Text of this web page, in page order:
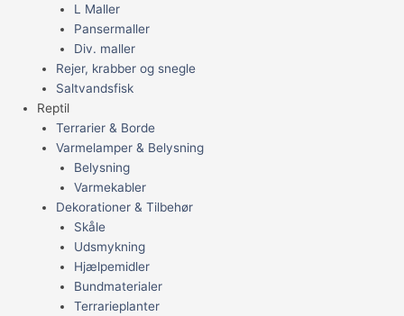
L Maller
Pansermaller
Div. maller
Rejer, krabber og snegle
Saltvandsfisk
Reptil
Terrarier & Borde
Varmelamper & Belysning
Belysning
Varmekabler
Dekorationer & Tilbehør
Skåle
Udsmykning
Hjælpemidler
Bundmaterialer
Terrarieplanter